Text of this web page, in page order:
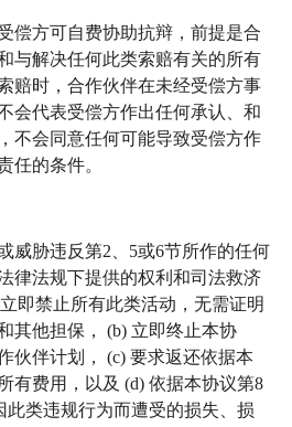
方可自费协助抗辩，前提是合
与解决任何此类索赔有关的所有
赔时，合作伙伴在未经受偿方事
会代表受偿方作出任何承认、和
不会同意任何可能导致受偿方作
任的条件。
胁违反第2、5或6节所作的任何
律法规下提供的权利和司法救济
立即禁止所有此类活动，无需证明
其他担保， (b) 立即终止本协
伙伴计划， (c) 要求返还依据本
有费用，以及 (d) 依据本协议第8
此类违规行为而遭受的损失、损